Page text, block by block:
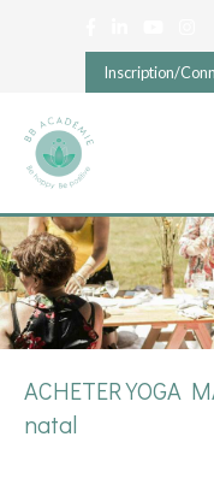
Inscription/
ACHETER YOGA
natal